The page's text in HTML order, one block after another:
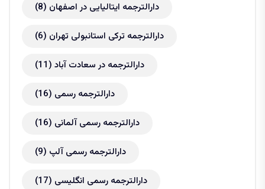
دارالترجمه ایتالیایی در اصفهان (8)
دارالترجمه ترکی استانبولی تهران (6)
دارالترجمه در سعادت آباد (11)
دارالترجمه رسمی (16)
دارالترجمه رسمی آلمانی (16)
دارالترجمه رسمی آلپ (9)
دارالترجمه رسمی انگلیسی (17)